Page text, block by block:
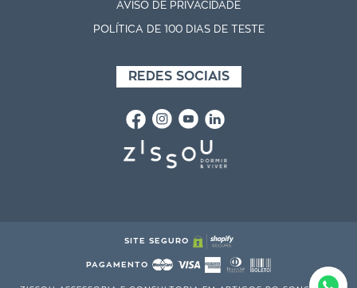
AVISO DE PRIVACIDADE
POLÍTICA DE 100 DIAS DE TESTE
REDES SOCIAIS
SITE SEGURO
PAGAMENTO